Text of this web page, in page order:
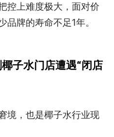
控上难度极大，面对价
牌的寿命不足1年。
子水门店遭遇“闭店
境，也是椰子水行业现